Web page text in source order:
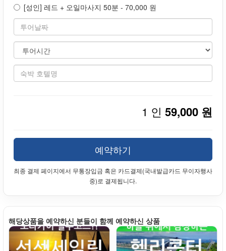
[성인] 레드 + 오일마사지 50분 - 70,000 원
1 인 59,000 원
예약하기
최종 결제 페이지에서 무통장입금 혹은 카드결제(국내발급카드 무이자행사
중)로 결제됩니다.
해당상품을 예약하신 분들이 함께 예약하신 상품